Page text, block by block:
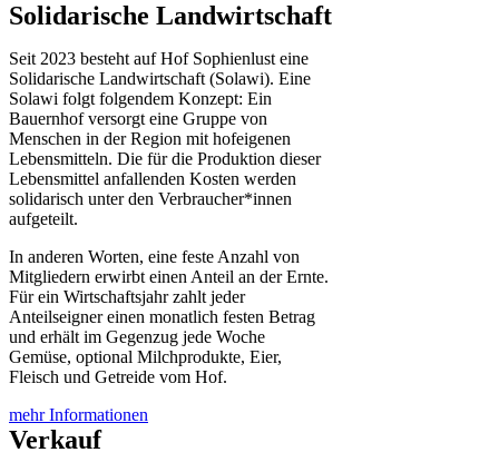
Solidarische Landwirtschaft
Seit 2023 besteht auf Hof Sophienlust eine
Solidarische Landwirtschaft (Solawi). Eine
Solawi folgt folgendem Konzept: Ein
Bauern­hof versorgt eine Gruppe von
Menschen in der Region mit hof­eigenen
Lebens­mitteln. Die für die Produktion dieser
Lebens­mittel anfallenden Kosten werden
solidarisch unter den Verbraucher*­innen
aufgeteilt.
In anderen Worten, eine feste Anzahl von
Mitgliedern erwirbt einen Anteil an der Ernte.
Für ein Wirtschaftsjahr zahlt jeder
Anteilseigner einen monatlich festen Betrag
und erhält im Gegenzug jede Woche
Gemüse, optional Milchprodukte, Eier,
Fleisch und Getreide vom Hof.
mehr Informationen
Verkauf